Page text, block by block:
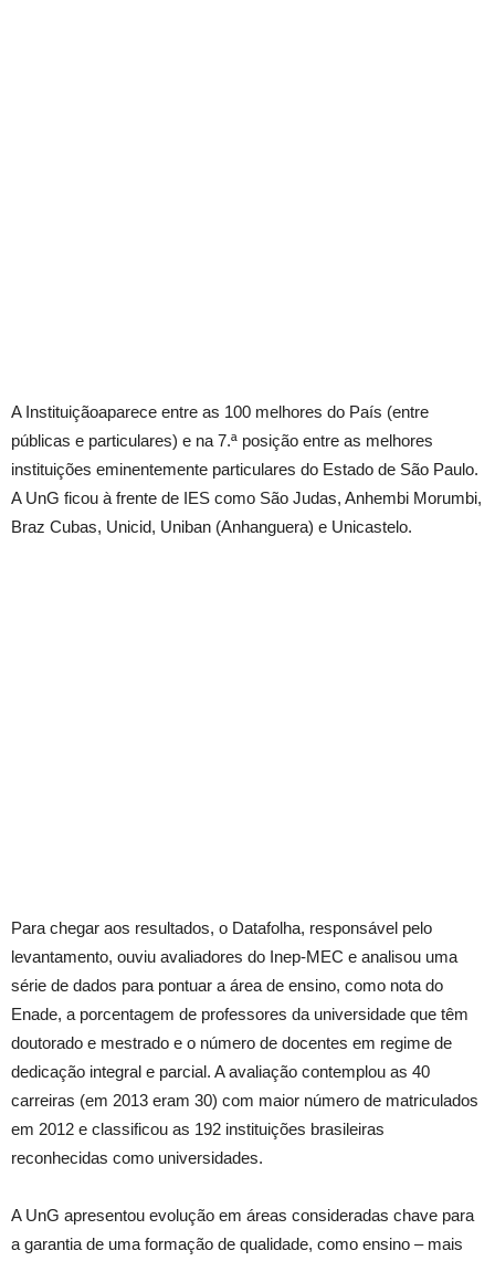
A Instituiçãoaparece entre as 100 melhores do País (entre
públicas e particulares) e na 7.ª posição entre as melhores
instituições eminentemente particulares do Estado de São Paulo.
A UnG ficou à frente de IES como São Judas, Anhembi Morumbi,
Braz Cubas, Unicid, Uniban (Anhanguera) e Unicastelo.
Para chegar aos resultados, o Datafolha, responsável pelo
levantamento, ouviu avaliadores do Inep-MEC e analisou uma
série de dados para pontuar a área de ensino, como nota do
Enade, a porcentagem de professores da universidade que têm
doutorado e mestrado e o número de docentes em regime de
dedicação integral e parcial. A avaliação contemplou as 40
carreiras (em 2013 eram 30) com maior número de matriculados
em 2012 e classificou as 192 instituições brasileiras
reconhecidas como universidades.
A UnG apresentou evolução em áreas consideradas chave para
a garantia de uma formação de qualidade, como ensino – mais